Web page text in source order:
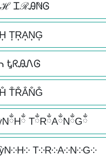
ᏆℛᎯℕᎶ
T͎R͎A͎N͎G͎
ᎿᖇᎯᏁᎶ
T̐R̐A̐N̐G̐
TྂRྂAྂNྂGྂ
T༶R༶A༶N༶G༶